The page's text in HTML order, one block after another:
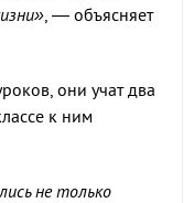
, — объясняет
они учат два
к ним
не только